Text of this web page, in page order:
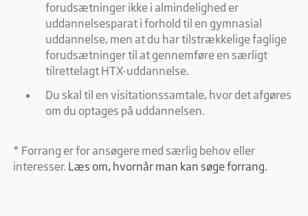
forudsætninger ikke i almindelighed er
uddannelsesparat i forhold til en gymnasial
uddannelse, men at du har tilstrækkelige faglige
forudsætninger til at gennemføre en særligt
tilrettelagt HTX-uddannelse.
Du skal til en visitationssamtale, hvor det afgøres
om du optages på uddannelsen.
* Forrang er for ansøgere med særlig behov eller
interesser. Læs om, hvornår man kan søge forrang.